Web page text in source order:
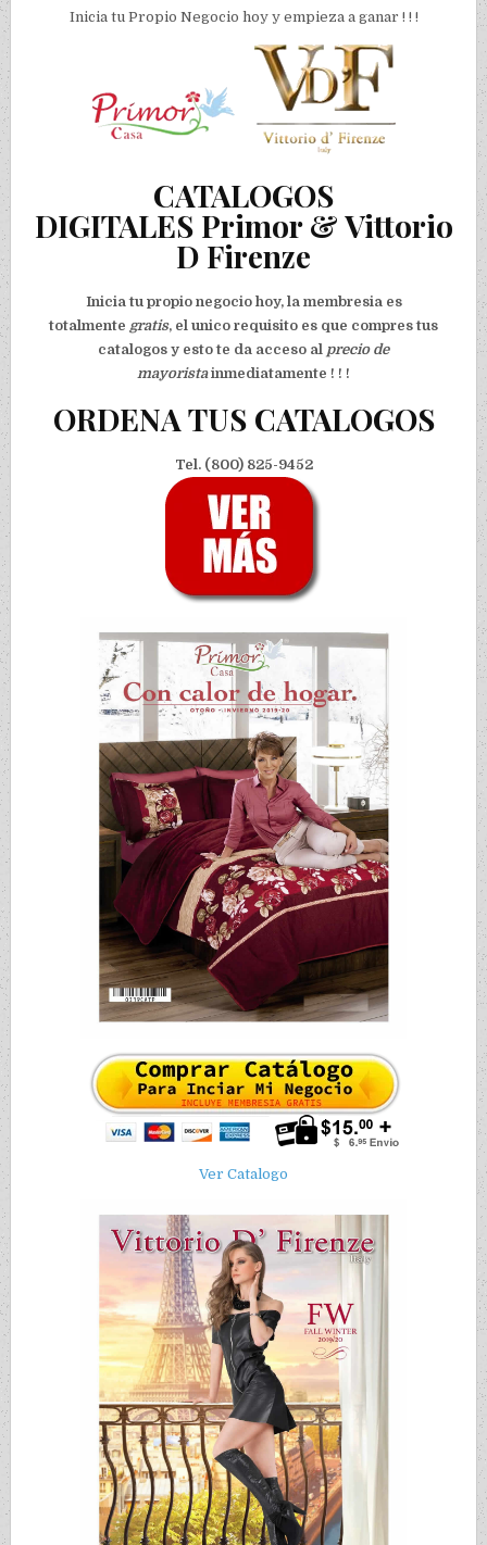
Inicia tu Propio Negocio hoy y empieza a ganar ! ! !
CATALOGOS
DIGITALES Primor & Vittorio
D Firenze
Inicia tu propio negocio hoy, la membresia es
totalmente gratis, el unico requisito es que compres tus
catalogos y esto te da acceso al precio de
mayoristainmediatamente ! ! !
ORDENA TUS CATALOGOS
Tel. (800) 825-9452
Ver Catalogo